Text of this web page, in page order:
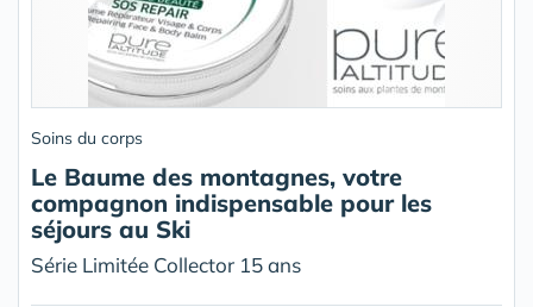
Soins du corps
Le Baume des montagnes, votre
compagnon indispensable pour les
séjours au Ski
Série Limitée Collector 15 ans